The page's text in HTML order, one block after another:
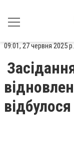
09:01, 27 червня 2025 р.